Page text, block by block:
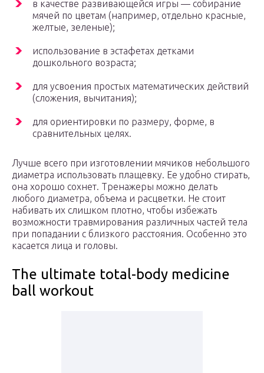
в качестве развивающейся игры — собирание
мячей по цветам (например, отдельно красные,
желтые, зеленые);
использование в эстафетах детками
дошкольного возраста;
для усвоения простых математических действий
(сложения, вычитания);
для ориентировки по размеру, форме, в
сравнительных целях.
Лучше всего при изготовлении мячиков небольшого
диаметра использовать плащевку. Ее удобно стирать,
она хорошо сохнет. Тренажеры можно делать
любого диаметра, объема и расцветки. Не стоит
набивать их слишком плотно, чтобы избежать
возможности травмирования различных частей тела
при попадании с близкого расстояния. Особенно это
касается лица и головы.
The ultimate total-body medicine
ball workout